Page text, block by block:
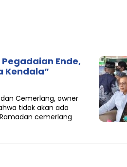
Ende,
Kendala”
Cemerlang, owner
tidak akan ada
cemerlang